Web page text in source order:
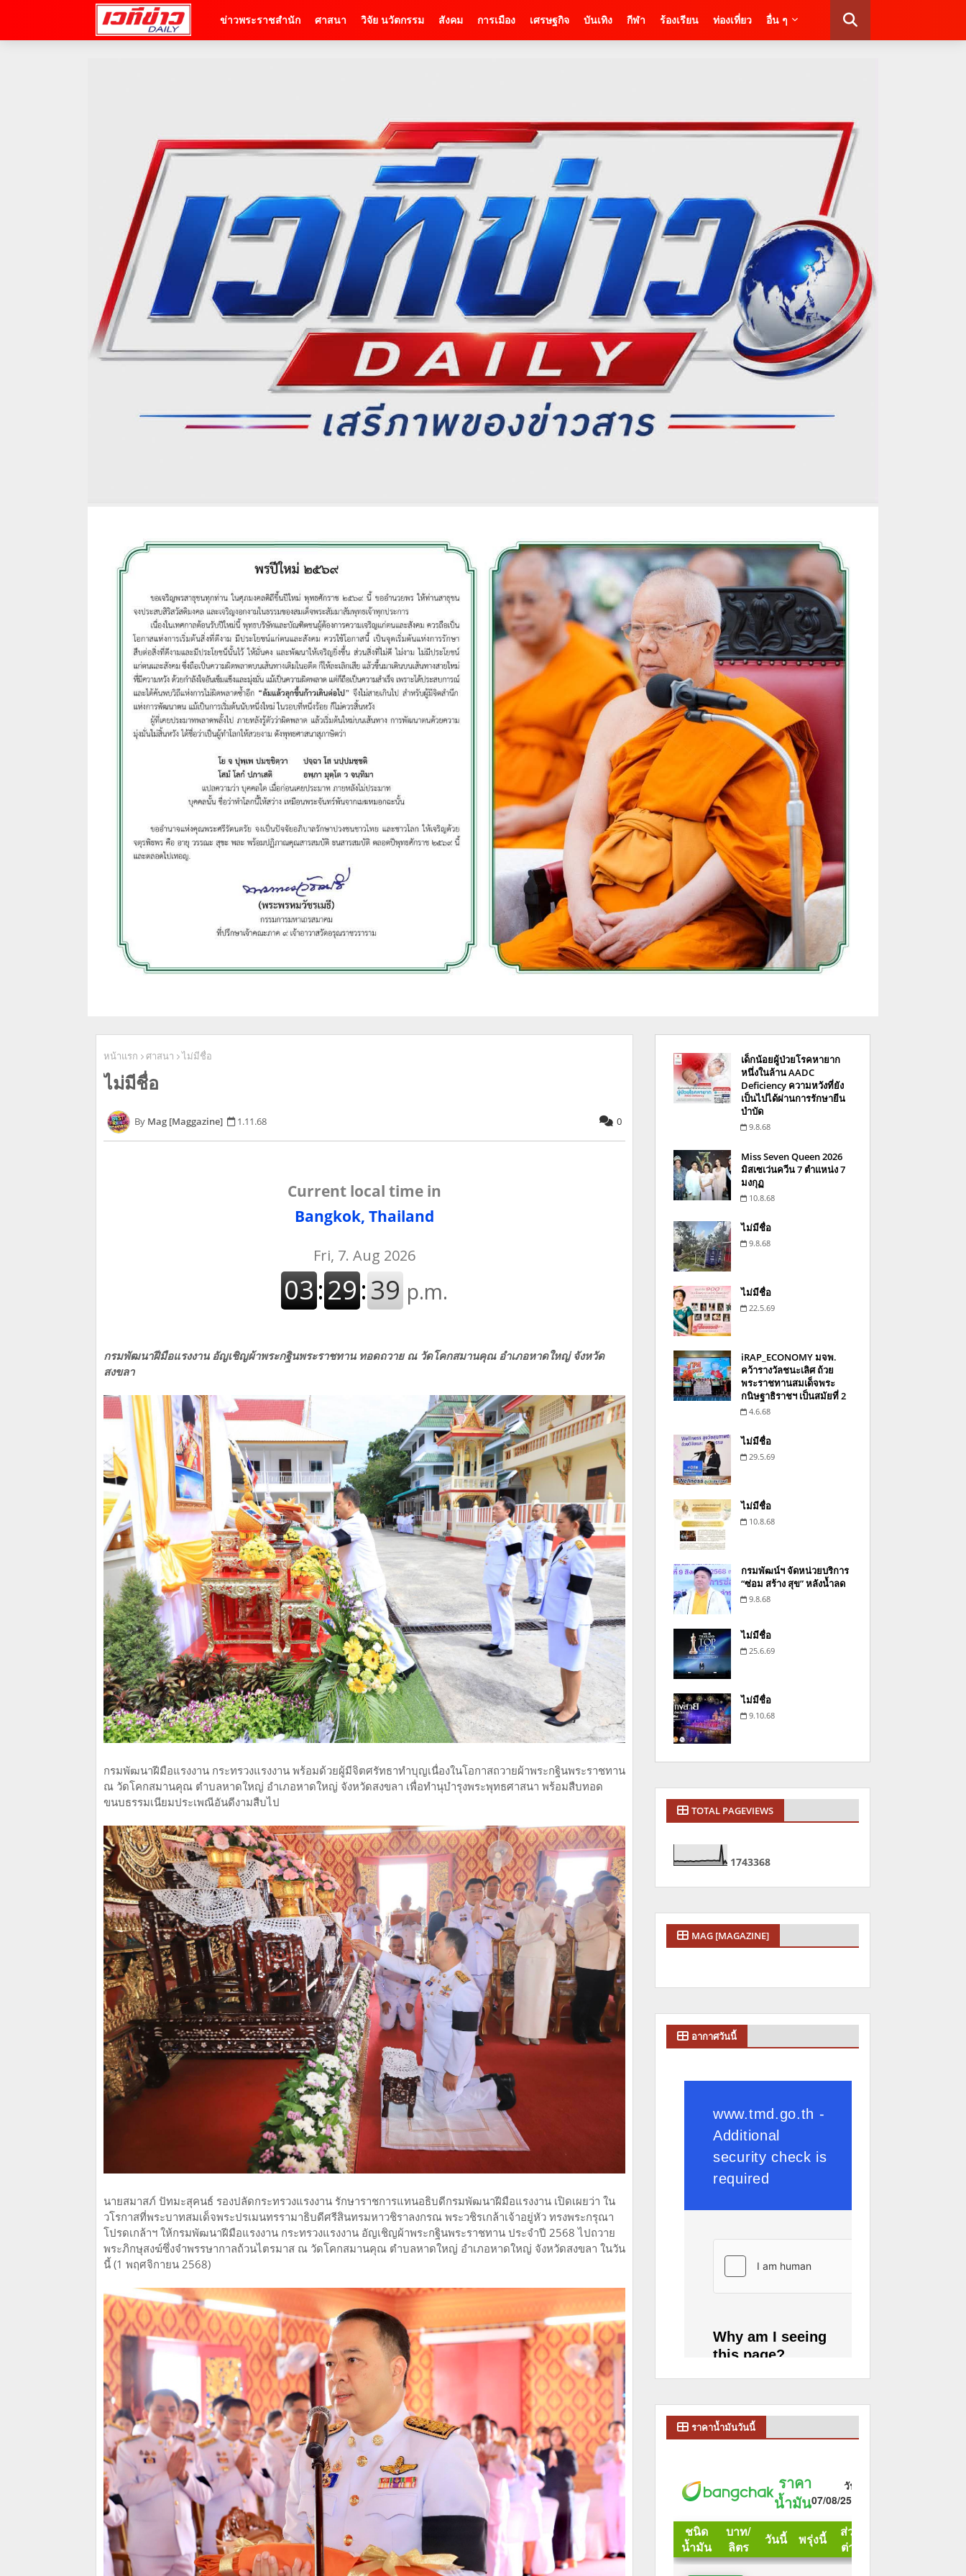
ข่าวพระราชสำนัก ศาสนา วิจัย นวัตกรรม สังคม การเมือง เศรษฐกิจ บันเทิง กีฬา ร้องเรียน ท่องเที่ยว อื่น ๆ
หน้าแรก ศาสนา ไม่มีชื่อ
ไม่มีชื่อ
Mag [Maggazine] 1.11.68 0
Current local time in
Bangkok, Thailand
กรมพัฒนาฝีมือแรงงาน อัญเชิญผ้าพระกฐินพระราชทาน ทอดถวาย ณ วัดโคกสมานคุณ อำเภอหาดใหญ่ จังหวัด
สงขลา
กรมพัฒนาฝีมือแรงงาน กระทรวงแรงงาน พร้อมด้วยผู้มีจิตศรัทธาทำบุญเนื่องในโอกาสถวายผ้าพระกฐินพระราชทาน
ณ วัดโคกสมานคุณ ตำบลหาดใหญ่ อำเภอหาดใหญ่ จังหวัดสงขลา เพื่อทำนุบำรุงพระพุทธศาสนา พร้อมสืบทอด
ขนบธรรมเนียมประเพณีอันดีงามสืบไป
นายสมาสภ์ ปัทมะสุคนธ์ รองปลัดกระทรวงแรงงาน รักษาราชการแทนอธิบดีกรมพัฒนาฝีมือแรงงาน เปิดเผยว่า ใน
วโรกาสที่พระบาทสมเด็จพระปรเมนทรรามาธิบดีศรีสินทรมหาวชิราลงกรณ พระวชิรเกล้าเจ้าอยู่หัว ทรงพระกรุณา
โปรดเกล้าฯ ให้กรมพัฒนาฝีมือแรงงาน กระทรวงแรงงาน อัญเชิญผ้าพระกฐินพระราชทาน ประจำปี 2568 ไปถวาย
พระภิกษุสงฆ์ซึ่งจำพรรษากาลถ้วนไตรมาส ณ วัดโคกสมานคุณ ตำบลหาดใหญ่ อำเภอหาดใหญ่ จังหวัดสงขลา ในวัน
นี้ (1 พฤศจิกายน 2568)
เด็กน้อยผู้ป่วยโรคหายาก
หนึ่งในล้าน AADC
Deficiency ความหวังที่ยัง
เป็นไปได้ผ่านการรักษายีน
บำบัด
9.8.68
Miss Seven Queen 2026
มิสเซเว่นควีน 7 ตำแหน่ง 7
มงกุฏ
10.8.68
ไม่มีชื่อ
9.8.68
ไม่มีชื่อ
22.5.69
iRAP_ECONOMY มจพ.
คว้ารางวัลชนะเลิศ ถ้วย
พระราชทานสมเด็จพระ
กนิษฐาธิราชฯ เป็นสมัยที่ 2
4.6.68
ไม่มีชื่อ
29.5.69
ไม่มีชื่อ
10.8.68
กรมพัฒน์ฯ จัดหน่วยบริการ
“ซ่อม สร้าง สุข” หลังน้ำลด
9.8.68
ไม่มีชื่อ
25.6.69
ไม่มีชื่อ
9.10.68
TOTAL PAGEVIEWS
1743368
MAG [MAGAZINE]
อากาศวันนี้
ราคาน้ำมันวันนี้